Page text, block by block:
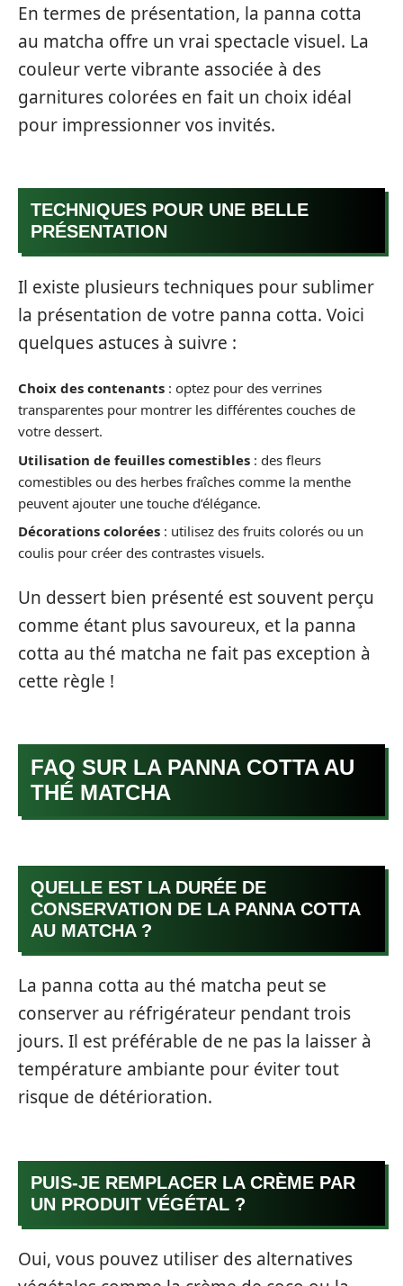
En termes de présentation, la panna cotta
au matcha offre un vrai spectacle visuel. La
couleur verte vibrante associée à des
garnitures colorées en fait un choix idéal
pour impressionner vos invités.
TECHNIQUES POUR UNE BELLE
PRÉSENTATION
Il existe plusieurs techniques pour sublimer
la présentation de votre panna cotta. Voici
quelques astuces à suivre :
Choix des contenants : optez pour des verrines
transparentes pour montrer les différentes couches de
votre dessert.
Utilisation de feuilles comestibles : des fleurs
comestibles ou des herbes fraîches comme la menthe
peuvent ajouter une touche d’élégance.
Décorations colorées : utilisez des fruits colorés ou un
coulis pour créer des contrastes visuels.
Un dessert bien présenté est souvent perçu
comme étant plus savoureux, et la panna
cotta au thé matcha ne fait pas exception à
cette règle !
FAQ SUR LA PANNA COTTA AU
THÉ MATCHA
QUELLE EST LA DURÉE DE
CONSERVATION DE LA PANNA COTTA
AU MATCHA ?
La panna cotta au thé matcha peut se
conserver au réfrigérateur pendant trois
jours. Il est préférable de ne pas la laisser à
température ambiante pour éviter tout
risque de détérioration.
PUIS-JE REMPLACER LA CRÈME PAR
UN PRODUIT VÉGÉTAL ?
Oui, vous pouvez utiliser des alternatives